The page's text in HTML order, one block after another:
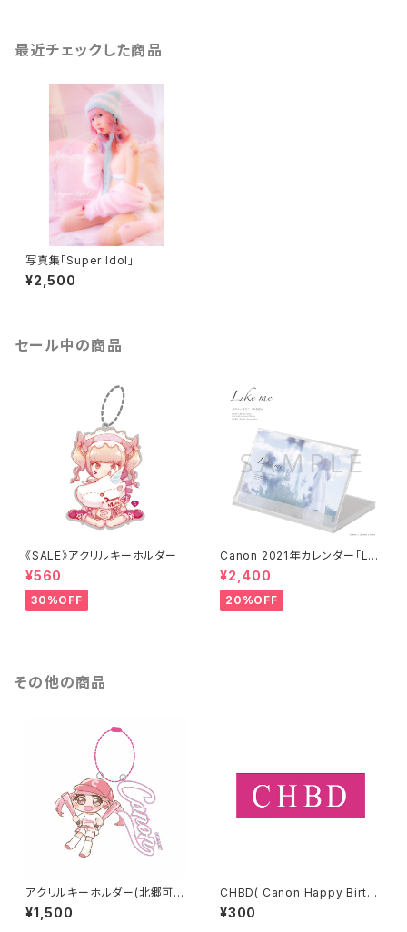
最近チェックした商品
写真集「Super Idol」
¥2,500
セール中の商品
《SALE》アクリルキーホルダー
¥560
30%OFF
Canon 2021年カレンダー「Lik
e me.」
¥2,400
20%OFF
その他の商品
アクリルキーホルダー(北郷可恩
ファンフェスタ2023)
¥1,500
CHBD( Canon Happy Birth
Day )ステッカー
¥300